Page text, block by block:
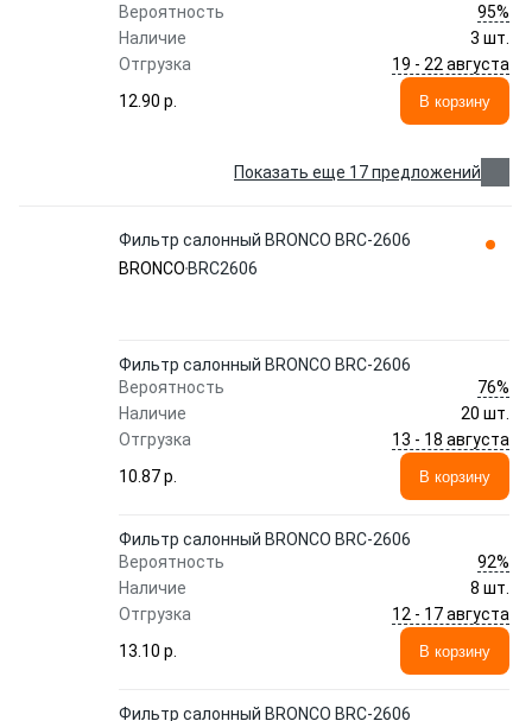
Вероятность
95%
Наличие
3 шт.
Отгрузка
19 - 22 августа
12.90 p.
В корзину
Показать еще 17 предложений
Фильтр салонный BRONCO BRC-2606
BRONCO BRC2606
Фильтр салонный BRONCO BRC-2606
Вероятность
76%
Наличие
20 шт.
Отгрузка
13 - 18 августа
10.87 p.
В корзину
Фильтр салонный BRONCO BRC-2606
Вероятность
92%
Наличие
8 шт.
Отгрузка
12 - 17 августа
13.10 p.
В корзину
Фильтр салонный BRONCO BRC-2606